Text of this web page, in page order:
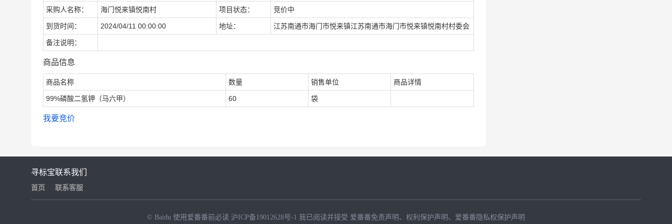
采购人名称： 海门悦来镇悦南村 项目状态： 竞价中
到货时间： 2024/04/11 00:00:00 地址： 江苏南通市海门市悦来镇江苏南通市海门市悦来镇悦南村村委会
备注说明：
商品信息
商品名称 数量 销售单位 商品详情
99%磷酸二氢钾（马六甲） 60 袋
我要竞价
寻标宝
首页
联系我们
联系客服
© Baidu 使用爱番番前必读 沪ICP备19012628号-1 我已阅读并接受 爱番番免责声明 、 权利保护声明 、 爱番番隐私权保护声明